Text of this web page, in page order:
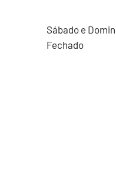
Sábado e
Fechado